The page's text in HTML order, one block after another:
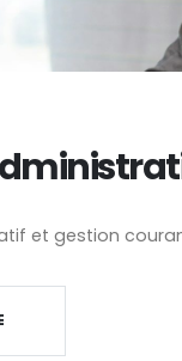
et gestion